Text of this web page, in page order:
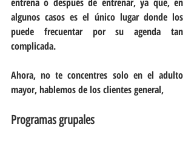
algunos casos es el único lugar donde los
puede frecuentar por su agenda tan
complicada.
Ahora, no te concentres solo en el adulto
mayor, hablemos de los clientes general,
Programas grupales